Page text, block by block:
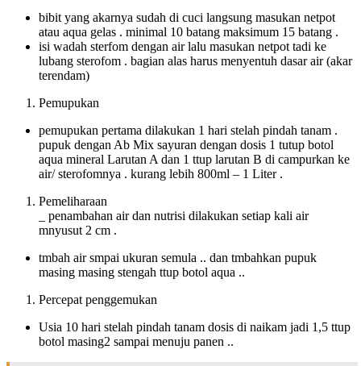
bibit yang akarnya sudah di cuci langsung masukan netpot
atau aqua gelas . minimal 10 batang maksimum 15 batang .
isi wadah sterfom dengan air lalu masukan netpot tadi ke
lubang sterofom . bagian alas harus menyentuh dasar air (akar
terendam)
Pemupukan
pemupukan pertama dilakukan 1 hari stelah pindah tanam .
pupuk dengan Ab Mix sayuran dengan dosis 1 tutup botol
aqua mineral Larutan A dan 1 ttup larutan B di campurkan ke
air/ sterofomnya . kurang lebih 800ml – 1 Liter .
Pemeliharaan
_ penambahan air dan nutrisi dilakukan setiap kali air
mnyusut 2 cm .
tmbah air smpai ukuran semula .. dan tmbahkan pupuk
masing masing stengah ttup botol aqua ..
Percepat penggemukan
Usia 10 hari stelah pindah tanam dosis di naikam jadi 1,5 ttup
botol masing2 sampai menuju panen ..